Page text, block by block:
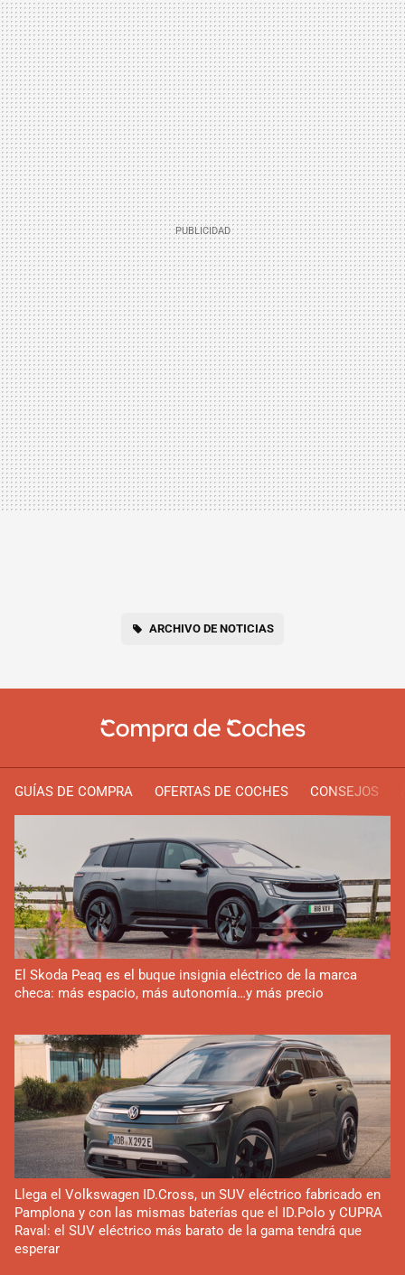
ARCHIVO DE NOTICIAS
GUÍAS DE COMPRA OFERTAS DE COCHES CONSEJOS
El Skoda Peaq es el buque insignia eléctrico de la marca
checa: más espacio, más autonomía…y más precio
Llega el Volkswagen ID.Cross, un SUV eléctrico fabricado en
Pamplona y con las mismas baterías que el ID.Polo y CUPRA
Raval: el SUV eléctrico más barato de la gama tendrá que
esperar